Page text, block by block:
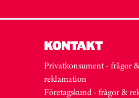
KONTAKT
Privatkonsument - frågor
reklamation
Företagskund - frågor &